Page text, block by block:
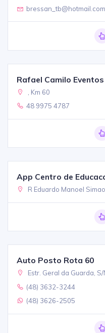
bressan_tb@hotmail.com
Rafael Camilo Eventos
, Km 60
48 9975 4787
App Centro de
R Eduardo Manoel
Auto Posto Rota 60
Estr. Geral da Guarda, S/
(48) 3632-3244
(48) 3626-2505